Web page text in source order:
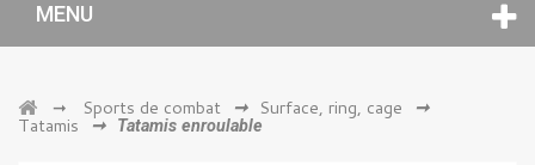
MENU
➞ Sports de combat ➞ Surface, ring, cage ➞
Tatamis ➞ Tatamis enroulable